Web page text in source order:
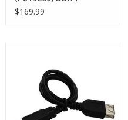
SODIMM 260 pin RAM
$169.99